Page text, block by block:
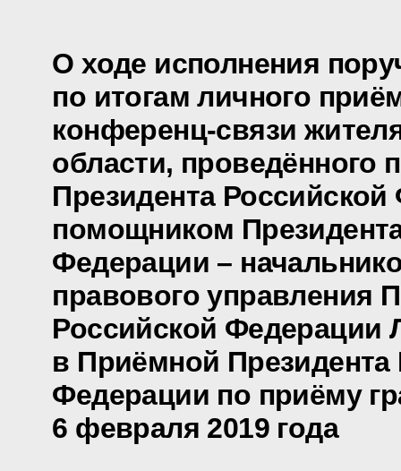
О ходе исполнения
по итогам личного
конференц-связи
области, проведённого
Президента
помощником
Федерации –
правового управления
Российской Федерации
в Приёмной Президента
Федерации по приёму
6 февраля 2019 года